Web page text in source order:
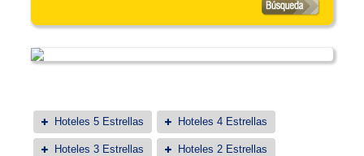
Hoteles 5 Estrellas Hoteles 4 Estrellas
Hoteles 3 Estrellas Hoteles 2 Estrellas